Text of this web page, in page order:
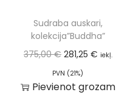
Sudraba auskari,
kolekcija”Buddha”
375,00€ 281,25 € iekļ.
PVN (21%)
Pievienot grozam